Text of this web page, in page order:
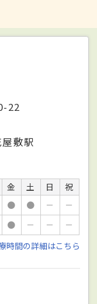
22
敷駅
金 土 日
祝
● ● －
－
● － －
－
時間の詳細はこちら